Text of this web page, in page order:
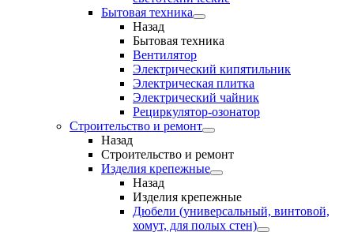
Бытовая техника
Назад
Бытовая техника
Вентилятор
Электрический кипятильник
Электрическая плитка
Электрический чайник
Рециркулятор-озонатор
Строительство и ремонт
Назад
Строительство и ремонт
Изделия крепежные
Назад
Изделия крепежные
Дюбели (универсальный, винтовой,
хомут, для полых стен)